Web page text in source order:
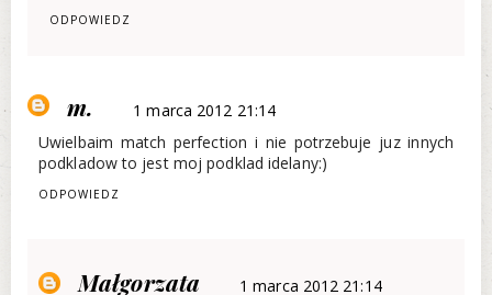
ODPOWIEDZ
m.
1 marca 2012 21:14
Uwielbaim match perfection i nie potrzebuje juz innych
podkladow to jest moj podklad idelany:)
ODPOWIEDZ
Małgorzata
1 marca 2012 21:14